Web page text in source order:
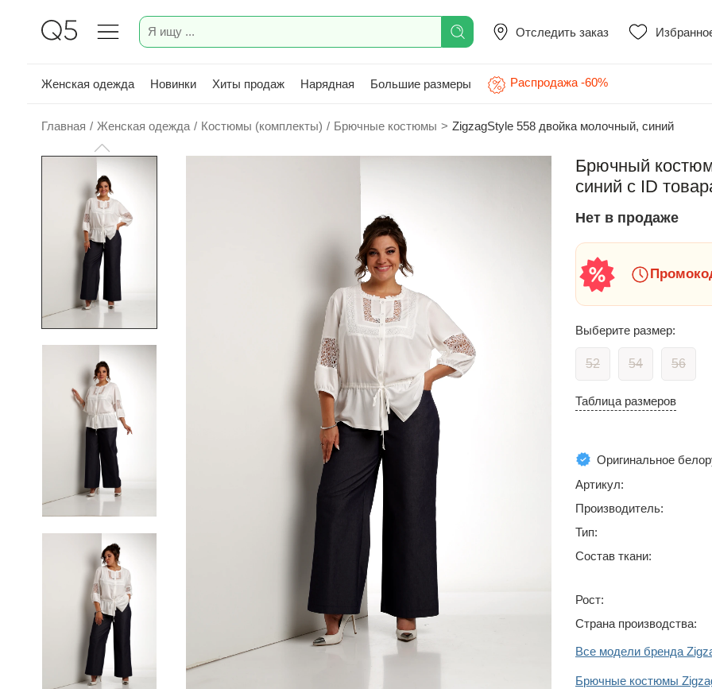
Отследить заказ
Женская одежда Новинки Хиты продаж Нарядная Большие размеры Распродажа -60%
Главная / Женская одежда / Костюмы (комплекты) / Брючные костюмы > ZigzagStyle 558 двойка молочный, синий
Брючный
синий с ID
Нет в продаже
Выберите размер:
52 54 56
Таблица размеров
Оригинальное
Артикул:
Производитель:
Тип:
Состав ткани:
Рост:
Страна производства:
Все модели бренда
Брючные костюмы